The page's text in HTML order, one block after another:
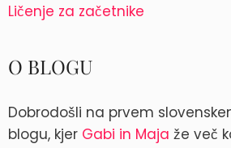
Ličenje za začetnike
O BLOGU
Dobrodošli na prvem
blogu, kjer Gabi in Maja že več